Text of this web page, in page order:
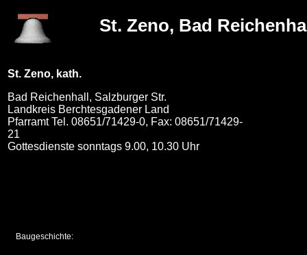
St. Zeno, Bad
St. Zeno, kath.
Bad Reichenhall, Salzburger Str.
Landkreis Berchtesgadener Land
Pfarramt Tel. 08651/71429-0, Fax: 08651/71429-
21
Gottesdienste sonntags 9.00, 10.30 Uhr
Baugeschichte: